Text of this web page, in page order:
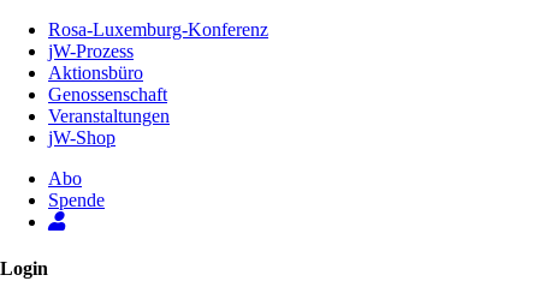
Inhalt
Seite
Rosa-Luxemburg-Konferenz
jW-Prozess
Aktionsbüro
Genossenschaft
Veranstaltungen
jW-Shop
Abo
Spende
Login